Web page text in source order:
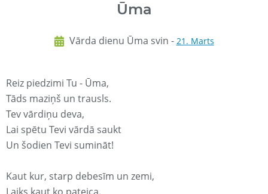
Ūma
Vārda dienu Ūma svin - 21. Marts
Reiz piedzimi Tu - Ūma,
Tāds maziņš un trausls.
Tev vārdiņu deva,
Lai spētu Tevi vārdā saukt
Un šodien Tevi sumināt!
Kaut kur, starp debesīm un zemi,